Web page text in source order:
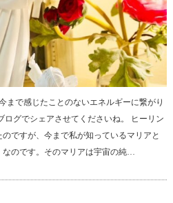
で感じたことのないエネルギーに繋がり
ログでシェアさせてくださいね。 ヒーリン
ですが、今まで私が知っているマリアと
なのです。そのマリアは宇宙の純…